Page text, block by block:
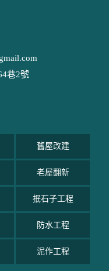
巷2號
舊屋改建
老屋翻新
抿石子工程
防水工程
泥作工程